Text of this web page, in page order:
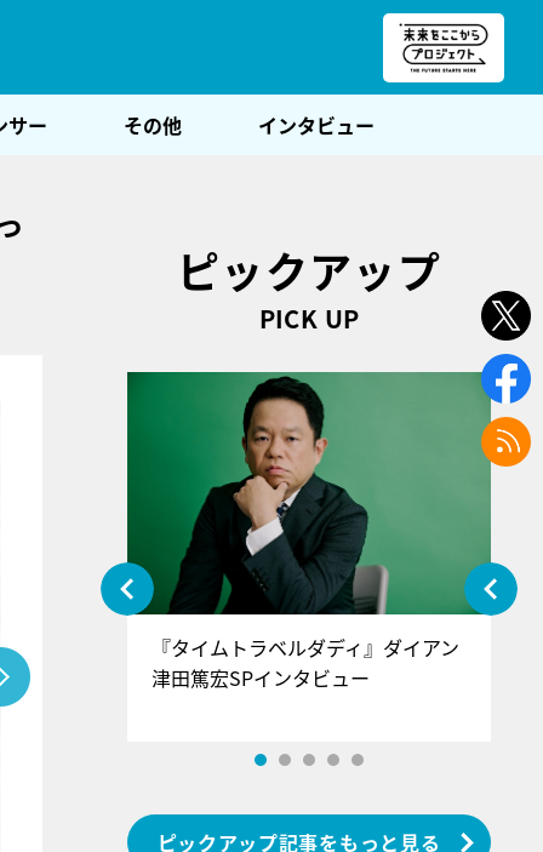
サー その他 インタビュー
ピックアップ
PICK UP
』＝LOV
インタ
『タイムトラベルダディ』ダイアン
津田篤宏SPインタビュー
ピックアップ記事をもっと見る